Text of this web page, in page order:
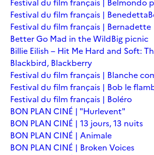
Festival du film français | Benedetta
Festival du film français | Bernadette
Better Go Mad in the WildBig picnic
Billie Eilish – Hit Me Hard and Soft:
Blackbird, Blackberry
Festival du film français | Blanche
Festival du film français | Bob le
Festival du film français | Boléro
BON PLAN CINÉ | "Hurlevent"
BON PLAN CINÉ | 13 jours, 13 nuits
BON PLAN CINÉ | Animale
BON PLAN CINÉ | Broken Voices